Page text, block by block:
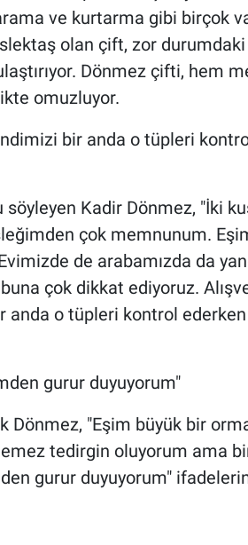
ve kurtarma gibi birçok
olan çift, zor durumdaki
Dönmez çifti, hem
omuzluyor.
bir anda o tüpleri
Kadir Dönmez, "İki
çok memnunum.
de arabamızda da
çok dikkat ediyoruz.
anda o tüpleri kontrol
gurur duyuyorum"
"Eşim büyük bir
tedirgin oluyorum ama
gurur duyuyorum"